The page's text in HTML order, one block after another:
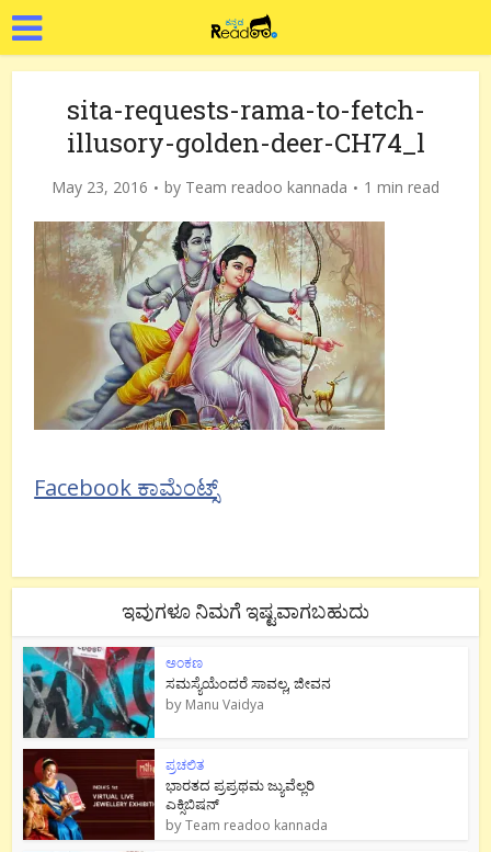
sita-requests-rama-to-fetch-
illusory-golden-deer-CH74_l
May 23, 2016 by Team readoo kannada 1 min read
Facebook ಕಾಮೆಂಟ್ಸ್
ಇವುಗಳೂ ನಿಮಗೆ ಇಷ್ಟವಾಗಬಹುದು
ಅಂಕಣ
ಸಮಸ್ಯೆಯೆಂದರೆ ಸಾವಲ್ಲ, ಜೀವನ
by Manu Vaidya
ಪ್ರಚಲಿತ
ಭಾರತದ ಪ್ರಪ್ರಥಮ ಜ್ಯುವೆಲ್ಲರಿ
ಎಕ್ಸಿಬಿಷನ್
byTeam readoo kannada